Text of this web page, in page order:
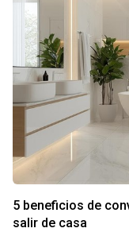
5 beneficios de
salir de casa